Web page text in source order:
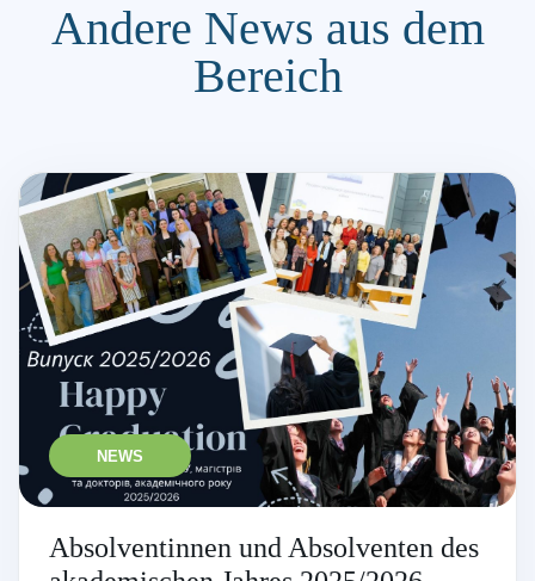
Andere News aus dem
Bereich
NEWS
Absolventinnen und Absolventen des